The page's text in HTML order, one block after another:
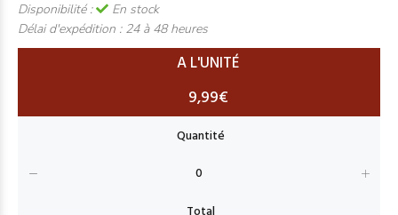
Disponibilité :
En stock
Délai d'expédition : 24 à 48 heures
A L'UNITÉ
9,99€